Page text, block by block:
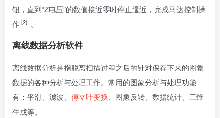
钮，直到“Z电压”的数值接近零时停止逼近，完成马达控制操
作[2] 。
离线数据分析软件
离线数据分析是指脱离扫描过程之后的针对保存下来的图象
数据的各种分析与处理工作。常用的图象分析与处理功能
有：平滑、滤波、 傅立叶变换 、图象反转、数据统计、三维
生成等。